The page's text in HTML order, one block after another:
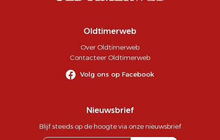
Oldtimerweb
Over Oldtimerweb
Contacteer Oldtimerweb
Volg ons op Facebook
Nieuwsbrief
Blijf steeds op de hoogte via onze nieuwsbrief